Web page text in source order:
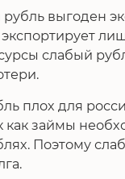
выгоден
слабый
плох для
займы
Поэтому